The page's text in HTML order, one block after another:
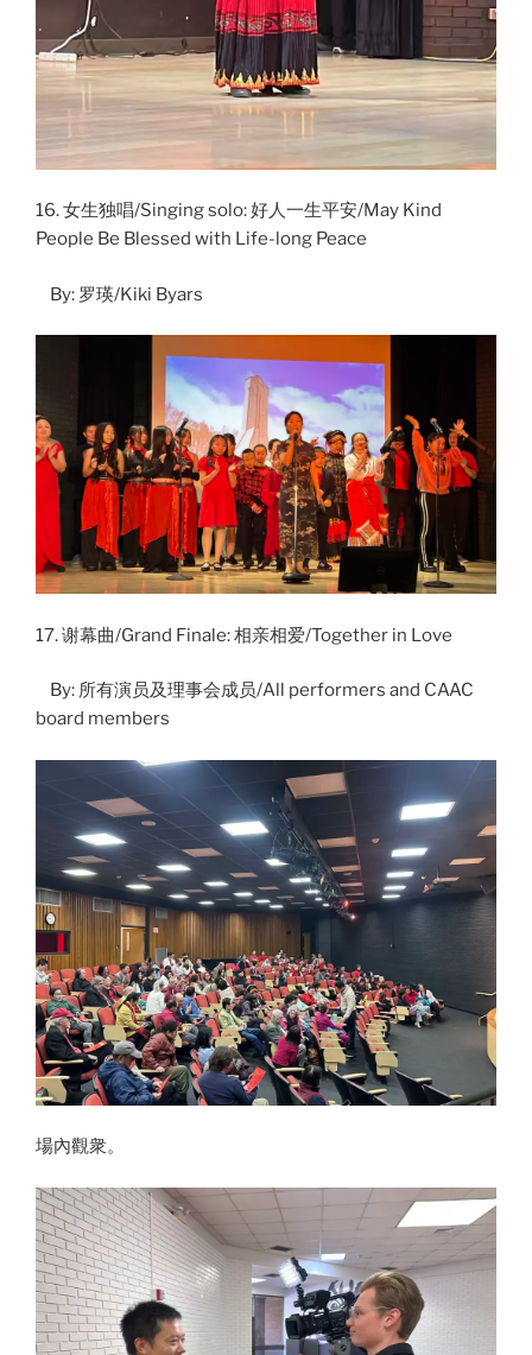
16. 女生独唱/Singing solo: 好人一生平安/May Kind
People Be Blessed with Life-long Peace
By: 罗瑛/Kiki Byars
17. 谢幕曲/Grand Finale: 相亲相爱/Together in Love
By: 所有演员及理事会成员/All performers and CAAC
board members
場內觀衆。